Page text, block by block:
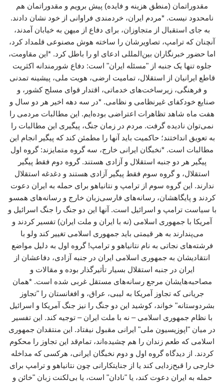
مقدوراتمان (منطق هزینه و فایده) پیش برویم و مقدوراتمان هم
نامحدود نیست. *مردم ایران، خردمندی فراوانی از خود نشان دادند.
به جای استقبال از متجاوزان، برای دفاع از میهن به خیابان آمدند،
آنچنان که ترامپ، تصاویرشان را ساخته هوش مصنوعی قلمداد کرد،
اما حضور خبرنگاران بین‌المللی ادعای او را باطل کرد. *این مقاومت،
جلوه تنها یک جنبه از "مسئله ایران" است: دفاع شورمندانه اکثریت
قاطع ایرانیان از استقلال، تمامیت ارضی، هویت ملی، پیشینه تمدنی
و فرهنگی، زیرساخت‌های خدماتی، اقتدار قوای مسلح کشور، و
صنایع خودکفای غیرنظامی و نظامی. *در سه دهه اخیر هر دو سال و
هفت ماه شاهد تظاهرات اعتراضی بوده‌ایم. این مطالبات مردمی را
نمی‌توان نادیده گرفت. مردم در زمان جنگ، پیگیری این مطالبات را
به تعویق انداختند؛ حاکمیت باید آنها را مطمئن کند که پیگیر انجام این
مطالبات است. *نخبگان ایرانی خارج، سه گروه متمایزند: گروه اول
پیگیر هر دو جنبه استقلال و آزادی هستند. گروه دوم فقط پیگیر
استقلال، و گروه سوم فقط پیگیر آزادی هستند و دغدغه استقلال
ندارند. این گروه سوم از ترامپ و نتانیاهو برای حمله به ایران دعوت
کردند و پایگاهشان، رسانه‌های فارسی‌زبان خارج و رسانه‌های همسو
با سیاست ترامپ و اسرائیل است. آنها این دو جنگ را جنگ اسرائیل و
آمریکا با جمهوری اسلامی (نه با ایران و ملت ایران) تفسیر کردند و
می‌پندارند به هر قیمتی باید جمهوری اسلامی تغییر کند ولو با
فرشته‌های نجاتی به نام نتانیاهو و ترامپ! گروه اول به دلیل مواضع
انتقادیشان به جمهوری اسلامی ایران در جنبه آزادی، دفاعشان از
ایران در جنبه استقلال بسیار تأثیرگذار بوده و مقالات و
مصاحبه‌هایشان مرجع رسانه‌های مستقل غربی شده است. *همان
جریانی که تجاوز آمریکا به لیبی، عراق، و افغانستان را "تجاوز
بشردوستانه" خواند، کوشید این دو جنگ را نیز جنگ آمریکا و اسرائیل
با نظام جمهوری اسلامی – نه با ملت ایران – توجیه کند. این تفسیر
در میان "اپوزیسیون ملی" ایرانی مقبول نیفتاد. این منتقدان جمهوری
اسلامی که طعم زندان را هم چشیده‌اند، تمام‌قد این تجاوز را محکوم
کردند. از دیدگاه گروه اول و دوم نخبگان ایرانی، هرکسی که مداخله
خارجی را قبح‌زدایی کند یا از جنایتکارانی چون نتانیاهو و ترامپ برای
حمله به ایران دعوت کند، یا "نادان" است، یا بی‌لکنت زبان "خائن و